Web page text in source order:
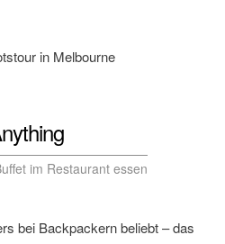
in Melbourne
im Restaurant essen
bei Backpackern beliebt – das